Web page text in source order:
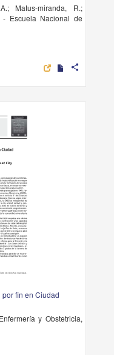
Matus-miranda, R.;
- Escuela Nacional de
share
fin en Ciudad
y Obstetricia,